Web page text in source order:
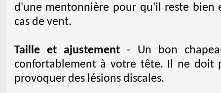
d'une mentonnière pour qu'il reste bien
cas de vent.
Taille et ajustement - Un bon
confortablement à votre tête. Il ne doit
provoquer des lésions discales.